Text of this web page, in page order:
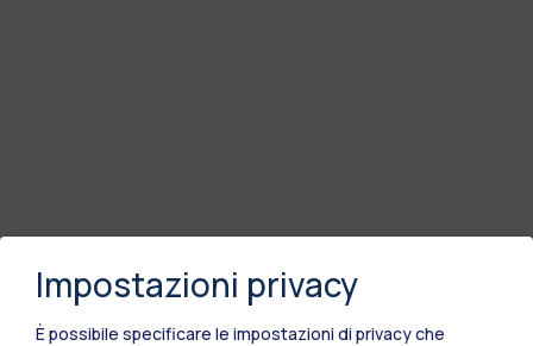
Impostazioni privacy
È possibile specificare le impostazioni di privacy che